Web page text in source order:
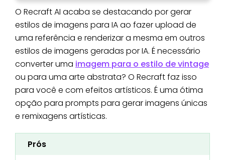
O Recraft AI acaba se destacando por gerar
estilos de imagens para IA ao fazer upload de
uma referência e renderizar a mesma em outros
estilos de imagens geradas por IA. É necessário
converter uma imagem para o estilo de vintage
ou para uma arte abstrata? O Recraft faz isso
para você e com efeitos artísticos. É uma ótima
opção para prompts para gerar imagens únicas
e remixagens artísticas.
Prós